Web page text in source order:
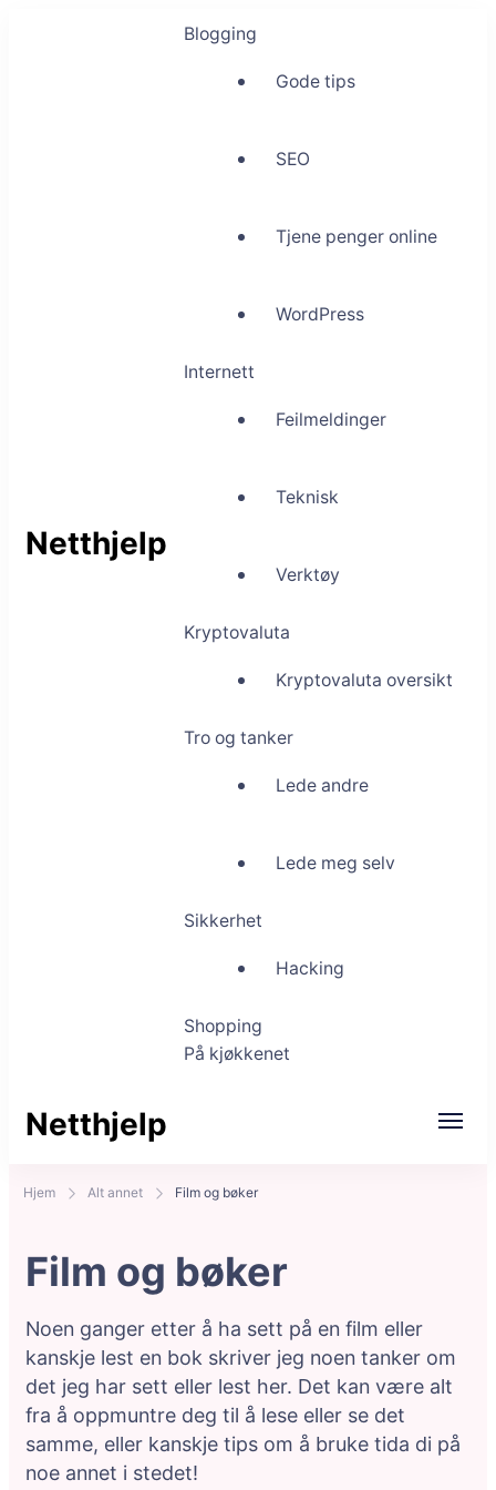
Netthjelp
Blogging
Gode tips
SEO
Tjene penger online
WordPress
Internett
Feilmeldinger
Teknisk
Verktøy
Kryptovaluta
Kryptovaluta oversikt
Tro og tanker
Lede andre
Lede meg selv
Sikkerhet
Hacking
Shopping
På kjøkkenet
Netthjelp
Hjem Alt annet Film og bøker
Film og bøker
Noen ganger etter å ha sett på en film eller
kanskje lest en bok skriver jeg noen tanker om
det jeg har sett eller lest her. Det kan være alt
fra å oppmuntre deg til å lese eller se det
samme, eller kanskje tips om å bruke tida di på
noe annet i stedet!